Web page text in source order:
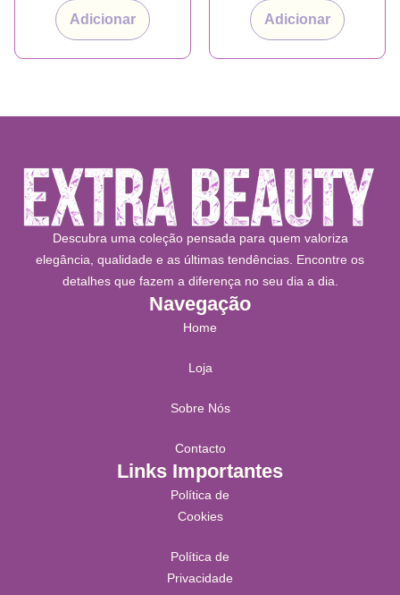
Adicionar Adicionar
Descubra uma coleção pensada para quem valoriza
elegância, qualidade e as últimas tendências. Encontre os
detalhes que fazem a diferença no seu dia a dia.
Navegação
Home
Loja
Sobre Nós
Contacto
Links Importantes
Política de
Cookies
Política de
Privacidade